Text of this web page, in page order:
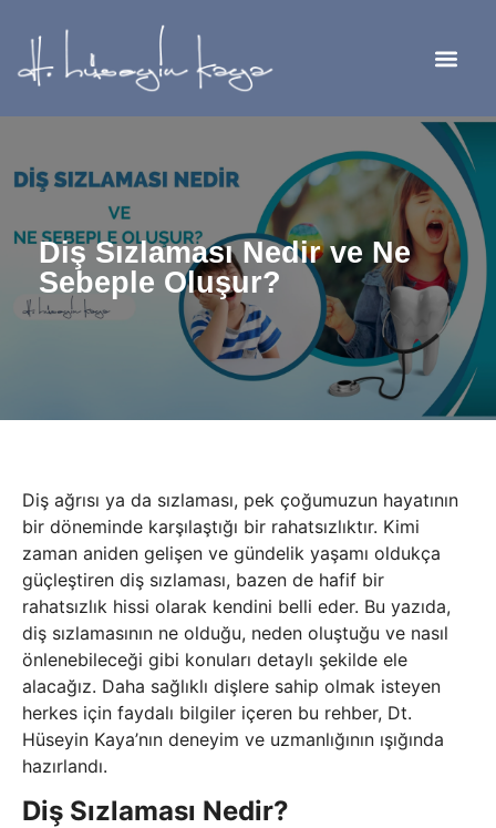
Diş Sızlaması Nedir ve Ne
Sebeple Oluşur?
Diş ağrısı ya da sızlaması, pek çoğumuzun hayatının
bir döneminde karşılaştığı bir rahatsızlıktır. Kimi
zaman aniden gelişen ve gündelik yaşamı oldukça
güçleştiren diş sızlaması, bazen de hafif bir
rahatsızlık hissi olarak kendini belli eder. Bu yazıda,
diş sızlamasının ne olduğu, neden oluştuğu ve nasıl
önlenebileceği gibi konuları detaylı şekilde ele
alacağız. Daha sağlıklı dişlere sahip olmak isteyen
herkes için faydalı bilgiler içeren bu rehber, Dt.
Hüseyin Kaya’nın deneyim ve uzmanlığının ışığında
hazırlandı.
Diş Sızlaması Nedir?